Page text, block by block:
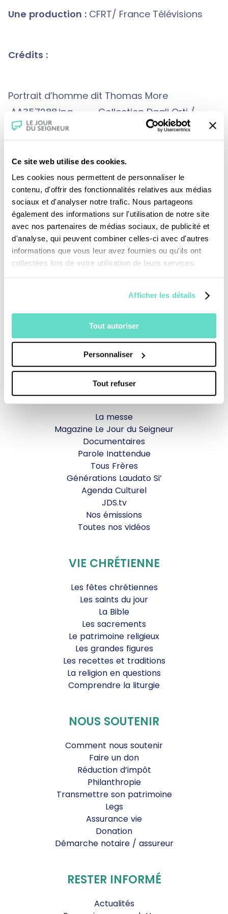
Ce site web utilise des cookies.
Les cookies nous permettent de personnaliser le
contenu, d'offrir des fonctionnalités relatives aux médias
sociaux et d'analyser notre trafic. Nous partageons
également des informations sur l'utilisation de notre site
avec nos partenaires de médias sociaux, de publicité et
d'analyse, qui peuvent combiner celles-ci avec d'autres
informations que vous leur avez fournies ou qu'ils ont
collectées lors de votre utilisation de leurs services.
Afficher les détails
Tout autoriser
Personnaliser
Tout refuser
Une production : CFRT/ France Télévisions
Crédits :
Portrait d’homme dit Thomas More
AA357288.jpg Collection Dagli Orti /
Galerie des Offices Florence THE PICTURE
DESK
Portrait de Thomas More (1478-1535)
chancelier d’Angleterre AA372166.jpg
Collection Dagli Orti / Musée Granet Aix-en-
Provence / Gianni Dagli Orti THE PICTURE
DESK
Je fais un don
Revoir la messe du 02 août 2026
TOUS NOS PROGRAMMES
La messe
Magazine Le Jour du Seigneur
Documentaires
Parole Inattendue
Tous Frères
Générations Laudato Si’
Agenda Culturel
JDS.tv
Nos émissions
Toutes nos vidéos
VIE CHRÉTIENNE
Les fêtes chrétiennes
Les saints du jour
La Bible
Les sacrements
Le patrimoine religieux
Les grandes figures
Les recettes et traditions
La religion en questions
Comprendre la liturgie
NOUS SOUTENIR
Comment nous soutenir
Faire un don
Réduction d’impôt
Philanthropie
Transmettre son patrimoine
Legs
Assurance vie
Donation
Démarche notaire / assureur
RESTER INFORMÉ
Actualités